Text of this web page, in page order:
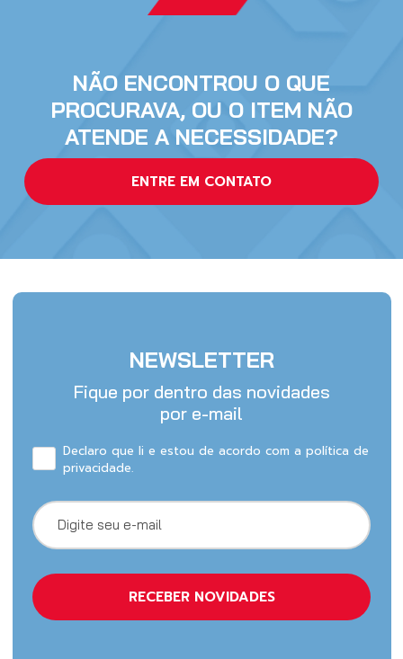
NÃO ENCONTROU O QUE
PROCURAVA, OU O ITEM NÃO
ATENDE A NECESSIDADE?
ENTRE EM CONTATO
NEWSLETTER
Fique por dentro das novidades
por e-mail
Declaro que li e estou de acordo com a política de
privacidade.